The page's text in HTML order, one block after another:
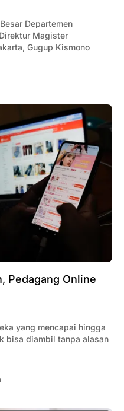
Departemen
Magister
Gugup Kismono
Pedagang Online
yang mencapai hingga
bisa diambil tanpa alasan